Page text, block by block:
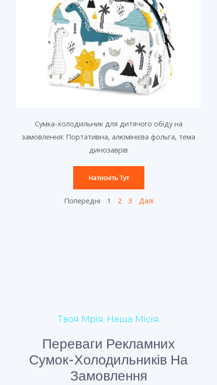
Сумка-холодильник для дитячого обіду на
замовлення: Портативна, алюмінієва фольга, тема
динозаврів
Натисніть Тут
Попередні 1 2 3 Далі
Твоя Мрія. Наша Місія.
Переваги Рекламних
Сумок-Холодильників На
Замовлення